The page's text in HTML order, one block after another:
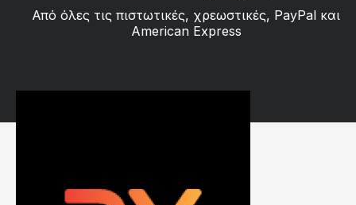
Από όλες τις πιστωτικές, χρεωστικές, PayPal και
American Express